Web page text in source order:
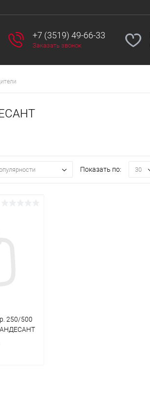
+7 (3519) 49-66-33
Заказать звонок
Показать по: 30
250/500